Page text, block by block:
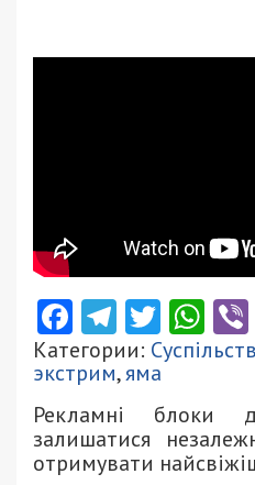
Facebook
Telegram
Категории:
экстрим,яма
Рекламні блоки
залишатися
отримувати